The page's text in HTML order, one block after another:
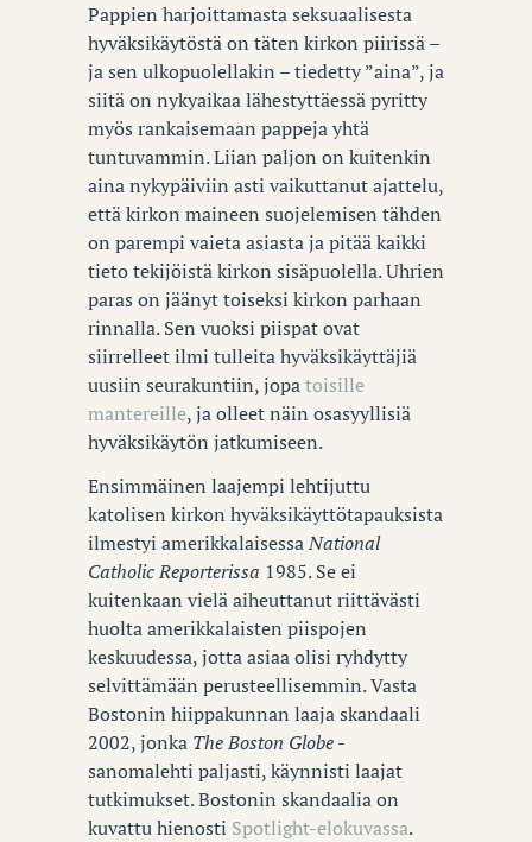
Pappien harjoittamasta seksuaalisesta
hyväksikäytöstä on täten kirkon piirissä –
ja sen ulkopuolellakin – tiedetty ”aina”, ja
siitä on nykyaikaa lähestyttäessä pyritty
myös rankaisemaan pappeja yhtä
tuntuvammin. Liian paljon on kuitenkin
aina nykypäiviin asti vaikuttanut ajattelu,
että kirkon maineen suojelemisen tähden
on parempi vaieta asiasta ja pitää kaikki
tieto tekijöistä kirkon sisäpuolella. Uhrien
paras on jäänyt toiseksi kirkon parhaan
rinnalla. Sen vuoksi piispat ovat
siirrelleet ilmi tulleita hyväksikäyttäjiä
uusiin seurakuntiin, jopatoisille
mantereille, ja olleet näin osasyyllisiä
hyväksikäytön jatkumiseen.
Ensimmäinen laajempi lehtijuttu
katolisen kirkon hyväksikäyttötapauksista
ilmestyi amerikkalaisessaNational
Catholic Reporterissa 1985. Se ei
kuitenkaan vielä aiheuttanut riittävästi
huolta amerikkalaisten piispojen
keskuudessa, jotta asiaa olisi ryhdytty
selvittämään perusteellisemmin. Vasta
Bostonin hiippakunnan laaja skandaali
2002, jonka The Boston Globe-
sanomalehti paljasti, käynnisti laajat
tutkimukset. Bostonin skandaalia on
kuvattu hienosti Spotlight-elokuvassa.